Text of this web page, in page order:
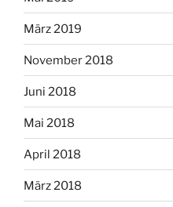
März 2019
November 2018
Juni 2018
Mai 2018
April 2018
März 2018